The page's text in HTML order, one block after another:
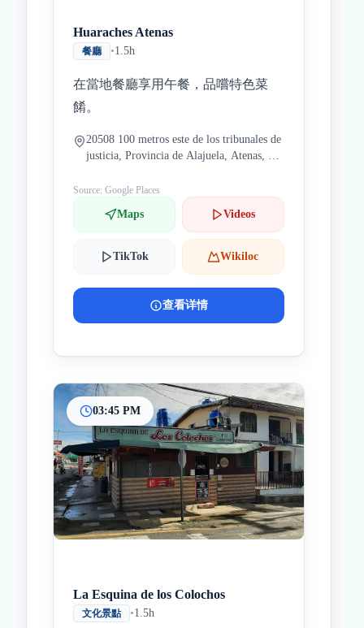
Huaraches Atenas
餐廳 •1.5h
在當地餐廳享用午餐，品嚐特色菜
餚。
20508 100 metros este de los tribunales de
justicia, Provincia de Alajuela, Atenas, 哥
Source: Google Places
Maps Videos
TikTok Wikiloc
查看详情
03:45 PM
La Esquina de los Colochos
文化景點 •1.5h